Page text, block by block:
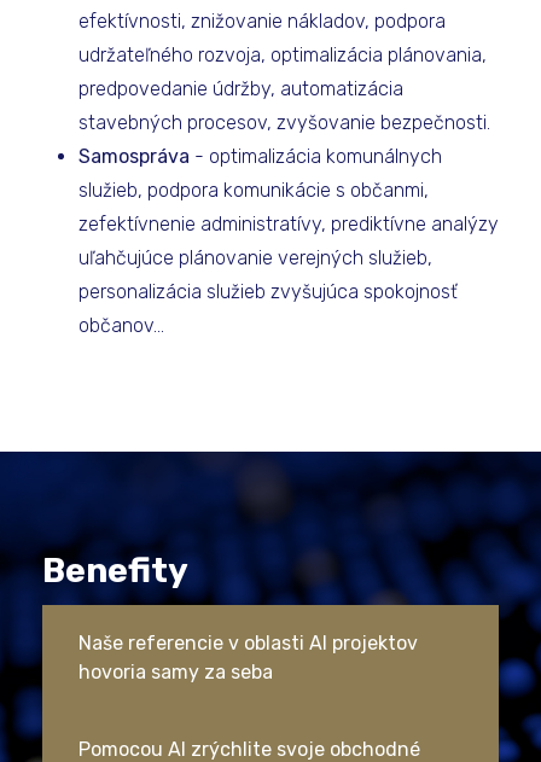
efektívnosti, znižovanie nákladov, podpora
udržateľného rozvoja, optimalizácia plánovania,
predpovedanie údržby, automatizácia
stavebných procesov, zvyšovanie bezpečnosti.
Samospráva - optimalizácia komunálnych
služieb, podpora komunikácie s občanmi,
zefektívnenie administratívy, prediktívne analýzy
uľahčujúce plánovanie verejných služieb,
personalizácia služieb zvyšujúca spokojnosť
občanov...
Benefity
Naše referencie v oblasti AI projektov
hovoria samy za seba
Pomocou AI zrýchlite svoje obchodné